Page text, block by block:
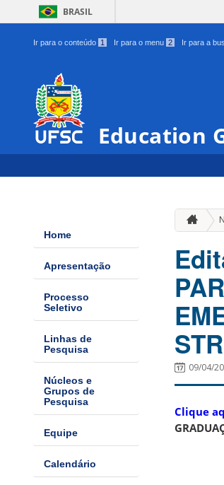
BRASIL
Ir para o conteúdo 1 Ir para o menu 2 Ir para a
Education
Home
Apresentação
Processo
Seletivo
Linhas de
Pesquisa
Núcleos e
Grupos de
Pesquisa
Equipe
Calendário
09/04/
Clique